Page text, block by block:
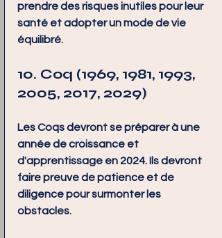
prendre des risques inutiles pour leur
santé et adopter un mode de vie
équilibré.
10. Coq (1969, 1981, 1993,
2005, 2017, 2029)
Les Coqs devront se préparer à une
année de croissance et
d'apprentissage en 2024. Ils devront
faire preuve de patience et de
diligence pour surmonter les
obstacles.